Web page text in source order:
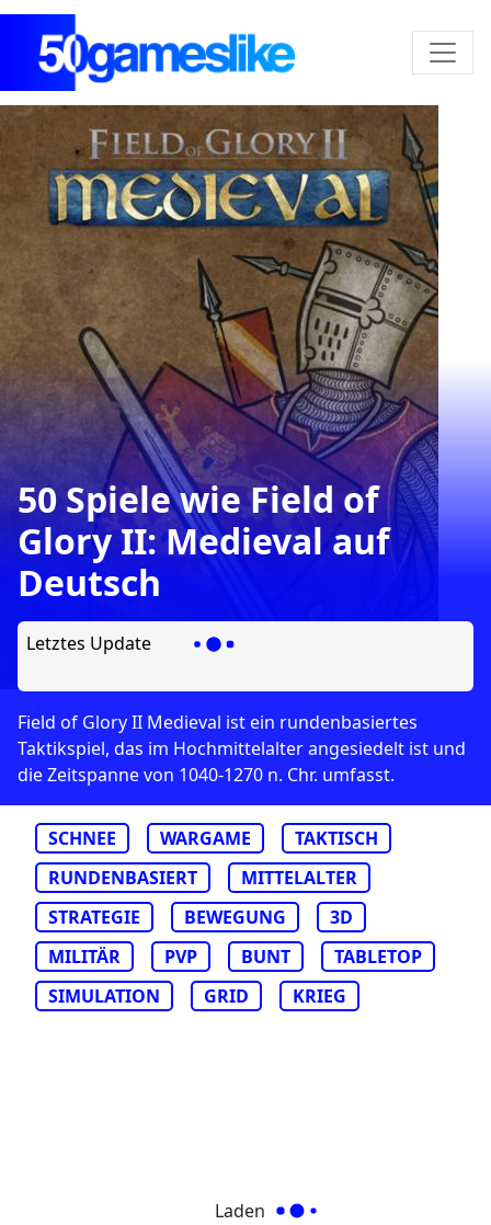
50 Spiele wie Field of
Glory II: Medieval auf
Deutsch
Letztes Update
Field of Glory II Medieval ist ein rundenbasiertes
Taktikspiel, das im Hochmittelalter angesiedelt ist und
die Zeitspanne von 1040-1270 n. Chr. umfasst.
SCHNEE WARGAME
TAKTISCH
RUNDENBASIERT
MITTELALTER
STRATEGIE
BEWEGUNG
3D
MILITÄR
PVP BUNT
TABLETOP
SIMULATION
GRID KRIEG
Laden